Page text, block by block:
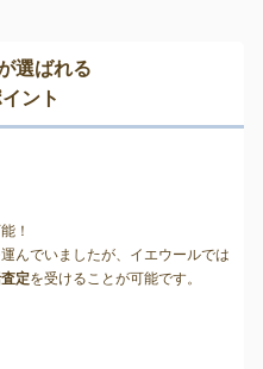
選ばれる
ント
！
んでいましたが、イエウールでは
定を受けることが可能です。